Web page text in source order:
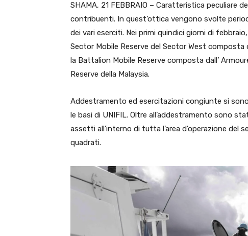
SHAMA, 21 FEBBRAIO – Caratteristica peculiare
contribuenti. In quest’ottica vengono svolte
dei vari eserciti. Nei primi quindici giorni di
Sector Mobile Reserve del Sector West composta
la Battalion Mobile Reserve composta dall’
Reserve della Malaysia.
Addestramento ed esercitazioni congiunte si
le basi di UNIFIL. Oltre all’addestramento sono
assetti all’interno di tutta l’area d’operazione
quadrati.